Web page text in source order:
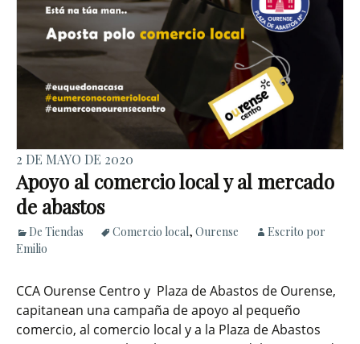
2 DE MAYO DE 2020
Apoyo al comercio local y al mercado
de abastos
De Tiendas Comercio local, Ourense
Escrito por
Emilio
CCA Ourense Centro y Plaza de Abastos de Ourense,
capitanean una campaña de apoyo al pequeño
comercio, al comercio local y a la Plaza de Abastos